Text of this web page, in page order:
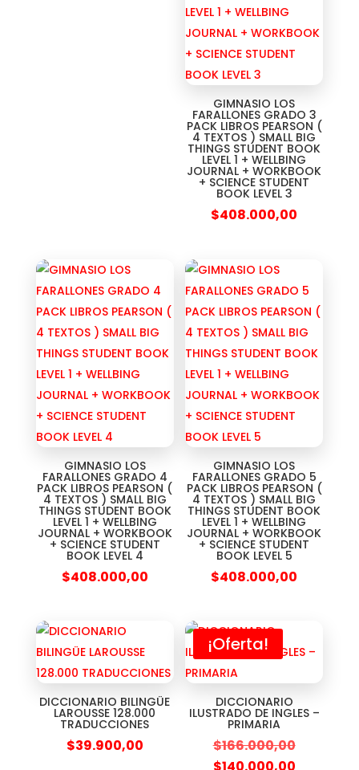
GIMNASIO LOS
FARALLONES GRADO 3
PACK LIBROS PEARSON (
4 TEXTOS ) SMALL BIG
THINGS STUDENT BOOK
LEVEL 1 + WELLBING
JOURNAL + WORKBOOK
+ SCIENCE STUDENT
BOOK LEVEL 3
$408.000,00
GIMNASIO LOS
FARALLONES GRADO 4
PACK LIBROS PEARSON (
4 TEXTOS ) SMALL BIG
THINGS STUDENT BOOK
LEVEL 1 + WELLBING
JOURNAL + WORKBOOK
+ SCIENCE STUDENT
BOOK LEVEL 4
$408.000,00
GIMNASIO LOS
FARALLONES GRADO 5
PACK LIBROS PEARSON (
4 TEXTOS ) SMALL BIG
THINGS STUDENT BOOK
LEVEL 1 + WELLBING
JOURNAL + WORKBOOK
+ SCIENCE STUDENT
BOOK LEVEL 5
$408.000,00
DICCIONARIO BILINGÜE
LAROUSSE 128.000
TRADUCCIONES
$39.900,00
¡Oferta!
DICCIONARIO
ILUSTRADO DE INGLES –
PRIMARIA
$166.000,00